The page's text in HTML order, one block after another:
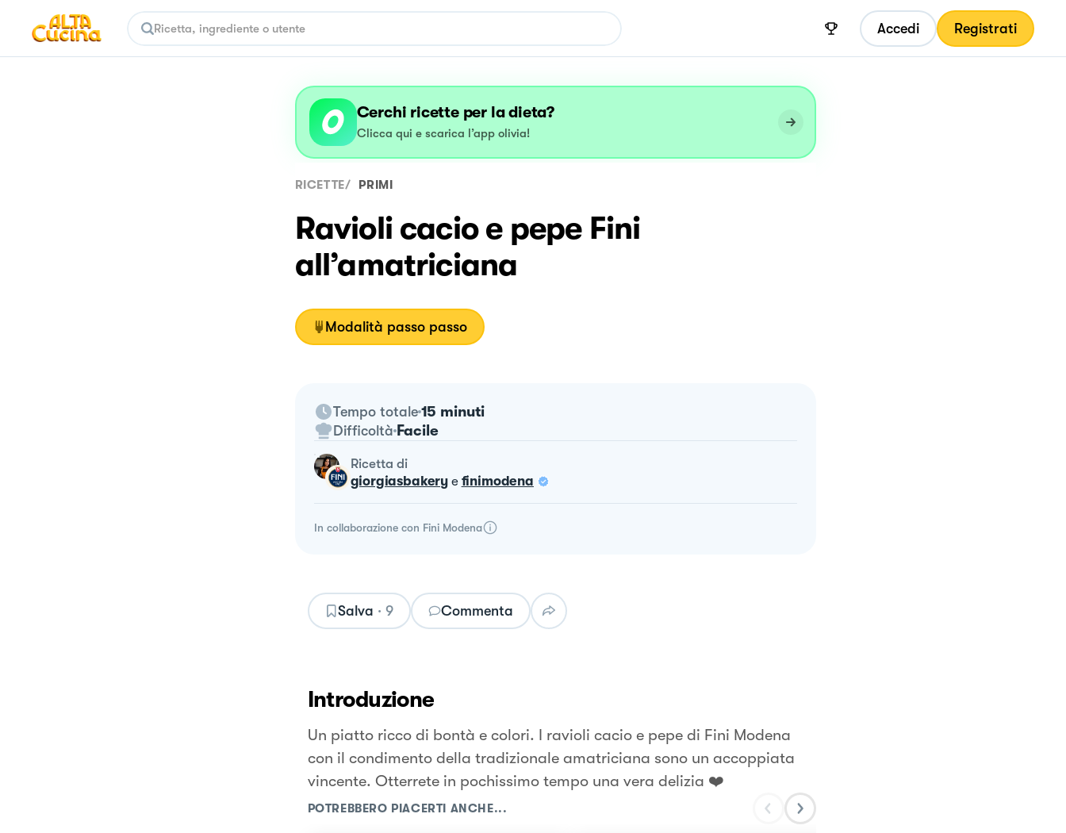
Accedi Registrati
Cerchi ricette per la dieta?
Clicca qui e scarica l’app olivia!
RICETTE/ PRIMI
Ravioli cacio e pepe Fini
all’amatriciana
Modalità passo passo
Tempo totale 15 minuti
Difficoltà Facile
ricetta di
giorgiasbakery e finimodena
In collaborazione con Fini Modena
Salva · 9 Commenta
Introduzione
Un piatto ricco di bontà e colori. I ravioli cacio e pepe di Fini Modena
con il condimento della tradizionale amatriciana sono un accoppiata
vincente. Otterrete in pochissimo tempo una vera delizia ❤️
POTREBBERO PIACERTI ANCHE...